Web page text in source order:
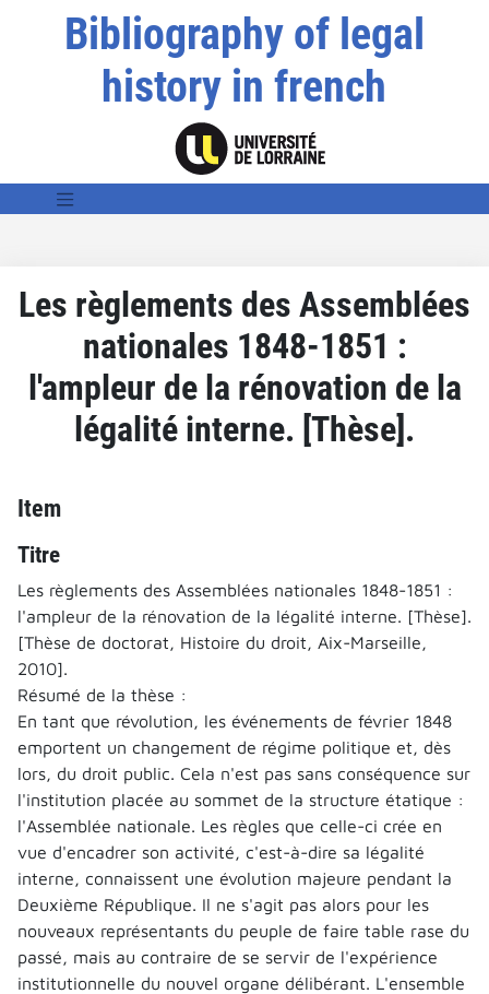
Bibliography of legal
history in french
Les règlements des Assemblées
nationales 1848-1851 :
l'ampleur de la rénovation de la
légalité interne. [Thèse].
Item
Titre
Les règlements des Assemblées nationales 1848-1851 :
l'ampleur de la rénovation de la légalité interne. [Thèse].
[Thèse de doctorat, Histoire du droit, Aix-Marseille,
2010].
Résumé de la thèse :
En tant que révolution, les événements de février 1848
emportent un changement de régime politique et, dès
lors, du droit public. Cela n'est pas sans conséquence sur
l'institution placée au sommet de la structure étatique :
l'Assemblée nationale. Les règles que celle-ci crée en
vue d'encadrer son activité, c'est-à-dire sa légalité
interne, connaissent une évolution majeure pendant la
Deuxième République. Il ne s'agit pas alors pour les
nouveaux représentants du peuple de faire table rase du
passé, mais au contraire de se servir de l'expérience
institutionnelle du nouvel organe délibérant. L'ensemble